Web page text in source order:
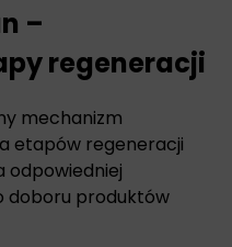
–
regeneracji
mechanizm
etapów regeneracji
odpowiedniej
doboru produktów